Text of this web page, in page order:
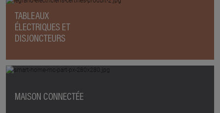
TABLEAUX
ÉLECTRIQUES ET
DISJONCTEURS
MAISON CONNECTÉE